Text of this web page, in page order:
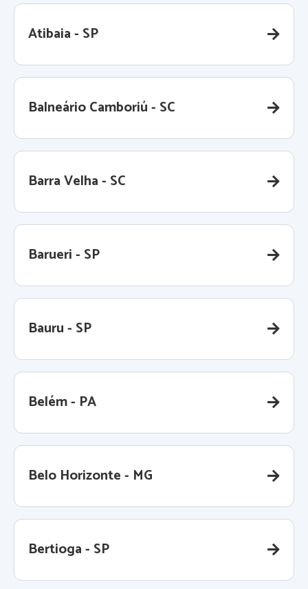
Atibaia - SP
Balneário Camboriú - SC
Barra Velha - SC
Barueri - SP
Bauru - SP
Belém - PA
Belo Horizonte - MG
Bertioga - SP